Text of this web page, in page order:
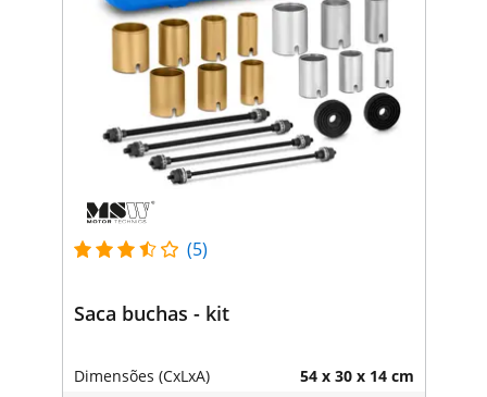
(5)
Saca buchas - kit
Dimensões (CxLxA) 54 x 30 x 14 cm